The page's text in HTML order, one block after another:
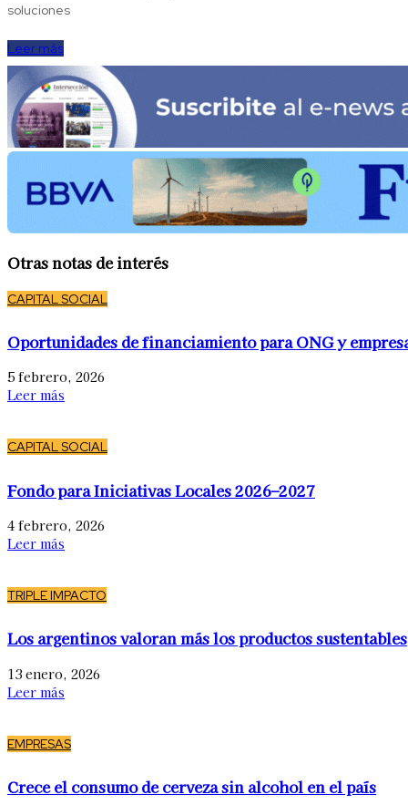
soluciones
Leer más
Otras notas de interés
CAPITAL SOCIAL
Oportunidades de financiamiento para ONG y
5 febrero, 2026
Leer más
CAPITAL SOCIAL
Fondo para Iniciativas Locales 2026–2027
4 febrero, 2026
Leer más
TRIPLE IMPACTO
Los argentinos valoran más los productos sustentables
13 enero, 2026
Leer más
EMPRESAS
Crece el consumo de cerveza sin alcohol en el país